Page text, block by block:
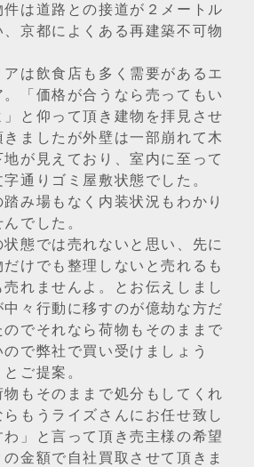
件は道路との接道が２メートル
、京都によくある再建築不可物
アは飲食店も多く需要があるエ
。「価格が合うなら売ってもい
」と仰って頂き建物を拝見させ
きましたが外壁は一部崩れて木
地が見えており、室内に至って
字通りゴミ屋敷状態でした。
踏み場もなく内装状況もわかり
んでした。
状態では売れないと思い、先に
だけでも整理しないと売れるも
売れませんよ。とお伝えしまし
中々行動に移すのが億劫な方だ
のでそれなら荷物もそのままで
ので弊社で買い受けましょう
ご提案。
物もそのままで処分もしてくれ
らもうライズさんにお任せ致し
わ」と言って頂き売主様の希望
の金額で自社買取させて頂きま